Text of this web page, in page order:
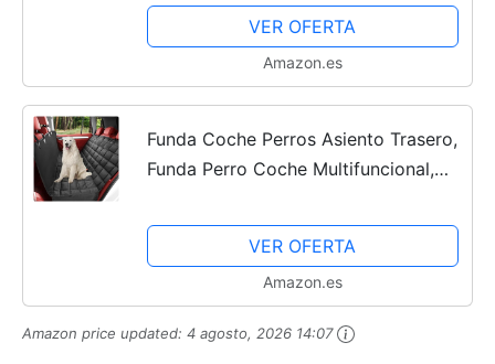
VER OFERTA
Amazon.es
Funda Coche Perros Asiento Trasero,
Funda Perro Coche Multifuncional,
Universal, Resistente e Impermeable,
Funda Maletero Perros...
VER OFERTA
Amazon.es
Amazon price updated: 4 agosto, 2026 14:07